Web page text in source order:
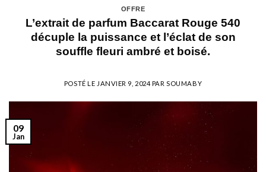
OFFRE
L’extrait de parfum Baccarat Rouge 540
décuple la puissance et l’éclat de son
souffle fleuri ambré et boisé.
POSTÉ LE JANVIER 9, 2024PAR SOUMABY
09
Jan